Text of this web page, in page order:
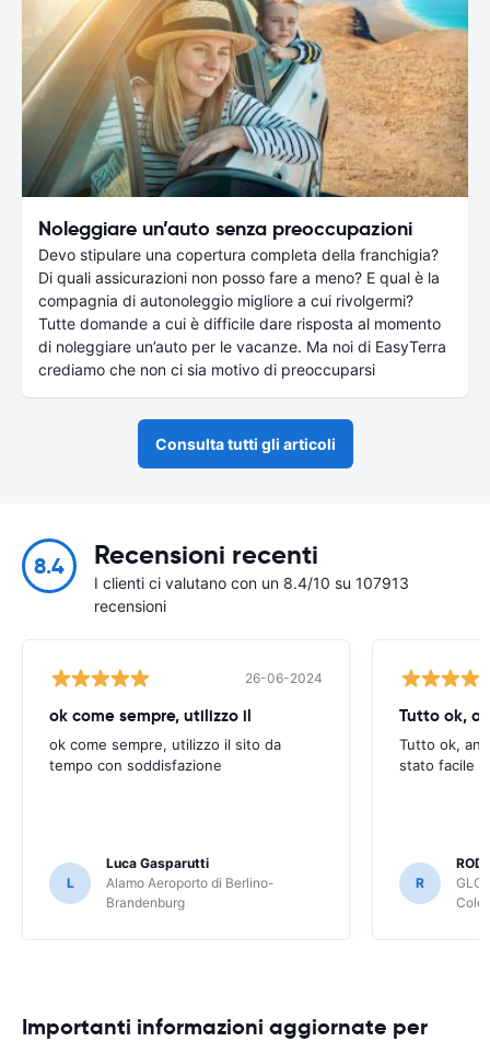
Noleggiare un’auto senza preoccupazioni
Devo stipulare una copertura completa della franchigia?
Di quali assicurazioni non posso fare a meno? E qual è la
compagnia di autonoleggio migliore a cui rivolgermi?
Tutte domande a cui è difficile dare risposta al momento
di noleggiare un’auto per le vacanze. Ma noi di EasyTerra
crediamo che non ci sia motivo di preoccuparsi
Consulta tutti gli articoli
8.4 Recensioni recenti
I clienti ci valutano con un 8.4/10 su 107913
recensioni
26-06-2024
ok come sempre, utilizzo il
ok come sempre, utilizzo il sito da
tempo con soddisfazione
L
Luca Gasparutti
Alamo Aeroporto di Berlino-
Brandenburg
Tutto ok,
Tutto ok,
stato facile
R
Importanti informazioni aggiornate per